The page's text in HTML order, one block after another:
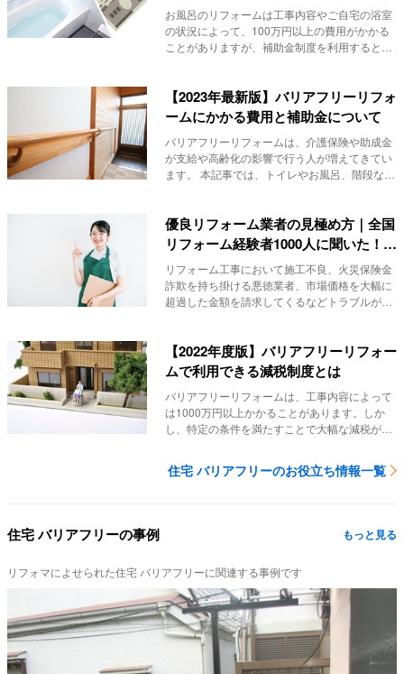
お風呂のリフォームは工事内容やご自宅の浴室
の状況によって、100万円以上の費用がかかる
ことがありますが、補助金制度を利用するとあ
【2023年最新版】バリアフリーリフォ
ームにかかる費用と補助金について
バリアフリーリフォームは、介護保険や助成金
が支給や高齢化の影響で行う人が増えてきてい
ます。 本記事では、トイレやお風呂、階段な
優良リフォーム業者の見極め方｜全国
リフォーム経験者1000人に聞いた！リ
フォーム業者選びの実態
リフォーム工事において施工不良、火災保険金
詐欺を持ち掛ける悪徳業者、市場価格を大幅に
超過した金額を請求してくるなどトラブルが多
【2022年度版】バリアフリーリフォー
ムで利用できる減税制度とは
バリアフリーリフォームは、工事内容によって
は1000万円以上かかることがあります。しか
し、特定の条件を満たすことで大幅な減税が可
住宅 バリアフリーのお役立ち情報一覧
住宅 バリアフリーの事例 もっと見る
リフォマによせられた住宅 バリアフリーに関連する事例です